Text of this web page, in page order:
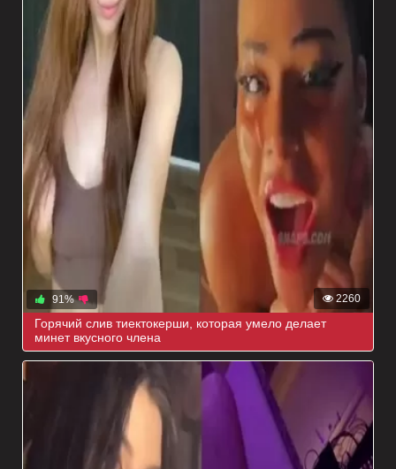
2260
91%
Горячий слив тиектокерши, которая умело делает
минет вкусного члена